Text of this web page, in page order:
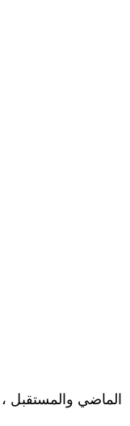
الماضي والمستقبل